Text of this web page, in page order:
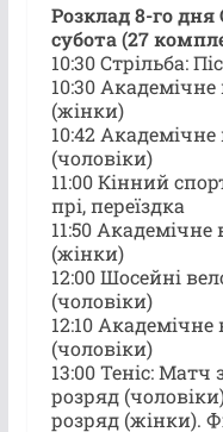
Розклад 8-го дня
субота (27
10:30 Стрільба:
10:30
(жінки)
10:42
(чоловіки)
11:00 Кінний
прі, переїздка
11:50 Академічне
(жінки)
12:00 Шосейні
(чоловіки)
12:10 Академічне
(чоловіки)
13:00 Теніс:
розряд
розряд (жінки).